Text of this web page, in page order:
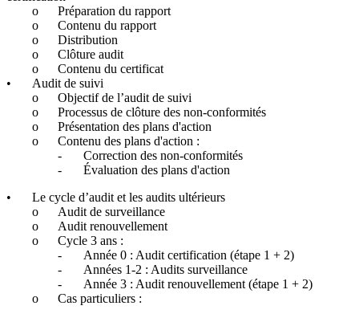
o
Préparation du rapport
o
Contenu du rapport
o
Distribution
o
Clôture audit
o
Contenu du certificat
•
Audit de suivi
o
Objectif de l’audit de suivi
o
Processus de clôture des non-conformités
o
Présentation des plans d'action
o
Contenu des plans d'action :
-
Correction des non-conformités
-
Évaluation des plans d'action
•
Le cycle d’audit et les audits ultérieurs
o
Audit de surveillance
o
Audit renouvellement
o
Cycle 3 ans :
-
Année 0 : Audit certification (étape 1 + 2)
-
Années 1-2 : Audits surveillance
-
Année 3 : Audit renouvellement (étape 1 + 2)
o
Cas particuliers :